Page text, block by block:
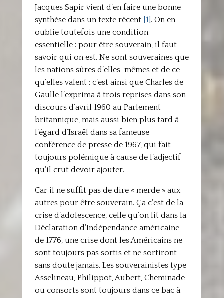
Jacques Sapir vient d’en faire une bonne
synthèse dans un texte récent [1]. On en
oublie toutefois une condition
essentielle : pour être souverain, il faut
savoir qui on est. Ne sont souveraines que
les nations sûres d’elles-mêmes et de ce
qu’elles valent : c’est ainsi que Charles de
Gaulle l’exprima à trois reprises dans son
discours d’avril 1960 au Parlement
britannique, mais aussi bien plus tard à
l’égard d’Israël dans sa fameuse
conférence de presse de 1967, qui fait
toujours polémique à cause de l’adjectif
qu’il crut devoir ajouter.
Car il ne suffit pas de dire « merde » aux
autres pour être souverain. Ça c’est de la
crise d’adolescence, celle qu’on lit dans la
Déclaration d’Indépendance américaine
de 1776, une crise dont les Américains ne
sont toujours pas sortis et ne sortiront
sans doute jamais. Les souverainistes type
Asselineau, Philippot, Aubert, Cheminade
ou consorts sont toujours dans ce bac à